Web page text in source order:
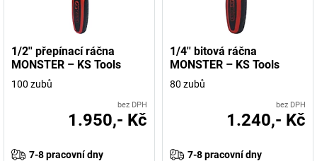
1/2'' přepínací ráčna
MONSTER – KS Tools
100 zubů
bez DPH
1.950,- Kč
7-8 pracovní dny
1/4'' bitová ráčna
MONSTER – KS Tools
80 zubů
bez DPH
1.240,- Kč
7-8 pracovní dny